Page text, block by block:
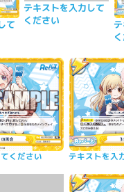
て
テキストを入力して
ください
ください テキストを入